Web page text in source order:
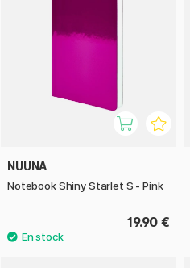
NUUNA
Notebook Shiny Starlet S - Pink
19.90 €